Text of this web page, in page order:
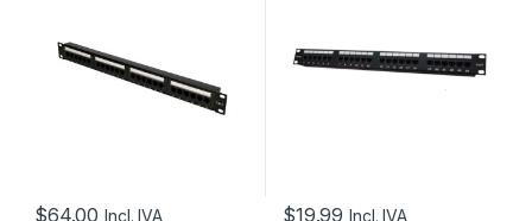
$64.00 Incl. IVA $19.99 Incl. IVA